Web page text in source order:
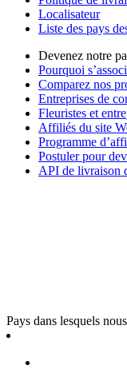
Localisateur
Liste des pays
Devenez notre
Pourquoi
Comparez nos
Entreprises de
Fleuristes et
Affiliés du site
Programme
Postuler pour
API de livraison
Pays dans lesquels